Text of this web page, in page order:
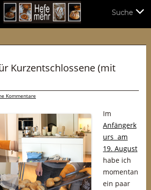
Kurzentschlossene (mit
Kommentare
Im
Anfängerk
urs am
19. August
habe ich
momentan
ein paar
Suche
Suche